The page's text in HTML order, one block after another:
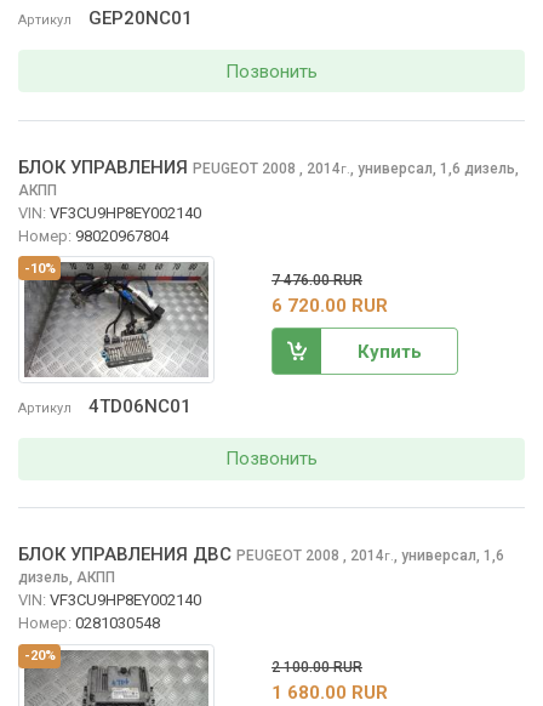
Артикул GEP20NC01
Позвонить
-10%
Артикул 4TD06NC01
БЛОК УПРАВЛЕНИЯ PEUGEOT 2008 , 2014г., универсал, 1,6 дизель,
АКПП
VIN: VF3CU9HP8EY002140
Номер: 98020967804
7 476.00 RUR
6 720.00 RUR
Купить
Позвонить
-20%
БЛОК УПРАВЛЕНИЯ ДВС PEUGEOT 2008 , 2014г., универсал, 1,6
дизель, АКПП
VIN: VF3CU9HP8EY002140
Номер: 0281030548
2 100.00 RUR
1 680.00 RUR